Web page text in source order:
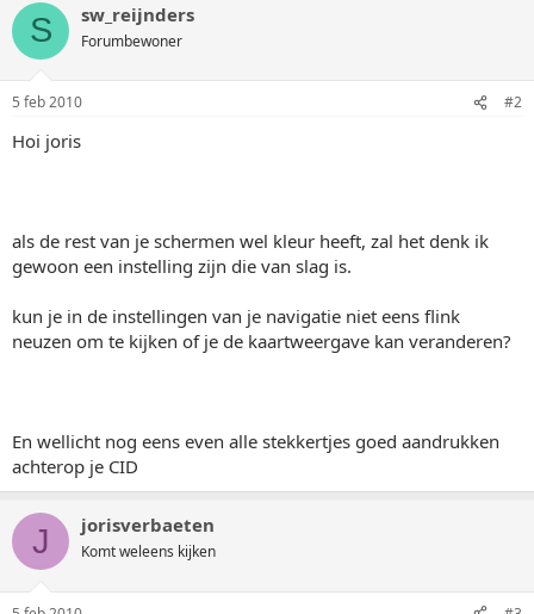
S sw_reijnders
Forumbewoner
5 feb 2010 #2
Hoi joris
als de rest van je schermen wel kleur heeft, zal het denk ik
gewoon een instelling zijn die van slag is.
kun je in de instellingen van je navigatie niet eens flink
neuzen om te kijken of je de kaartweergave kan veranderen?
En wellicht nog eens even alle stekkertjes goed aandrukken
achterop je CID
J jorisverbaeten
Komt weleens kijken